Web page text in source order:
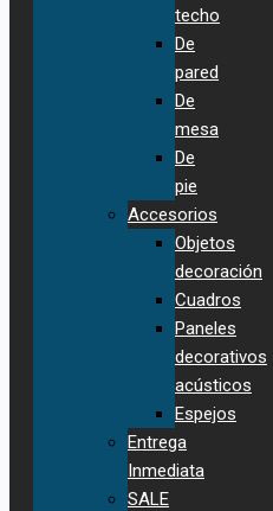
techo
De
pared
De
mesa
De
pie
Accesorios
Objetos
decoración
Cuadros
Paneles
decorativos
acústicos
Espejos
Entrega
Inmediata
SALE